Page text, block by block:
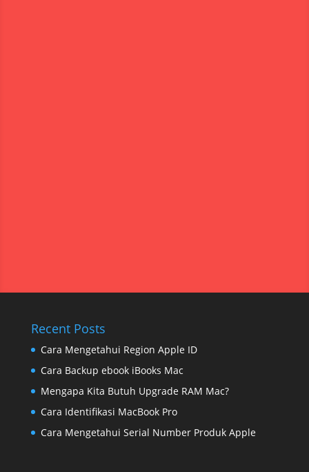
Recent Posts
Cara Mengetahui Region Apple ID
Cara Backup ebook iBooks Mac
Mengapa Kita Butuh Upgrade RAM Mac?
Cara Identifikasi MacBook Pro
Cara Mengetahui Serial Number Produk Apple